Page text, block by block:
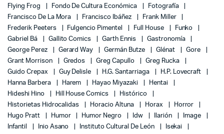
Flying Frog
Fondo De Cultura Económica
Fotografía
Francisco De La Mora
Francisco Ibáñez
Frank Miller
Frederik Peeters
Fulgencio Pimentel Full House
Funko
Gabriel Bá
Gallito Comics Garth Ennis
Gastronomía
George Perez
Gerard Way Germán Butze Glénat
Gore
Grant Morrison
Gredos Greg Capullo
Greg Rucka
Guido Crepax
Guy Delisle H.G. Santarriaga
H.P. Lovecraft
Hanna Barbera
Harem Hayao Miyazaki
Hentai
Hideshi Hino
Hill House Comics
Histórico
Historietas Hidrocalidas
Horacio Altuna Horax
Horror
Hugo Pratt
Humor Humor Negro Idw Ilarión
Image
Infantil
Inio Asano Instituto Cultural De León
Isekai